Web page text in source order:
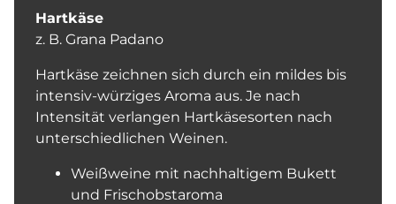
Hartkäse
z. B. Grana Padano
Hartkäse zeichnen sich durch ein mildes bis
intensiv-würziges Aroma aus. Je nach
Intensität verlangen Hartkäsesorten nach
unterschiedlichen Weinen.
Weißweine mit nachhaltigem Bukett
und Frischobstaroma